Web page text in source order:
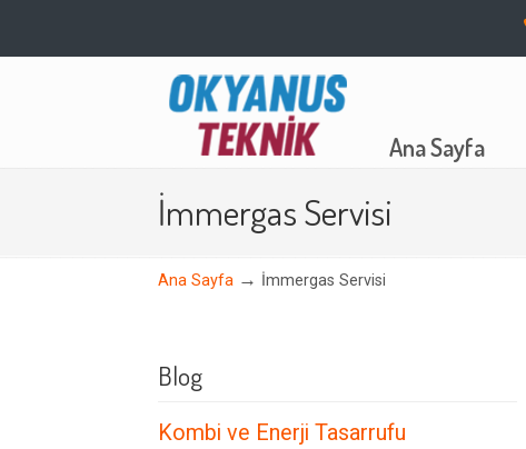
Ana Sayfa
Navigation
İmmergas Servisi
Ana Sayfa → İmmergas Servisi
Blog
Kombi ve Enerji Tasarrufu